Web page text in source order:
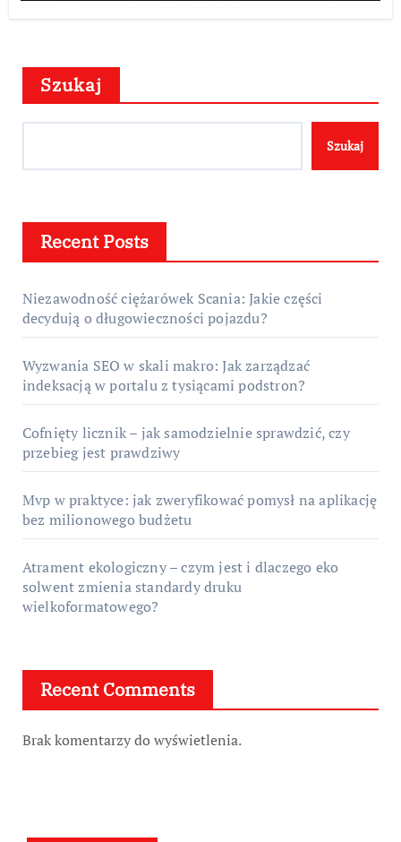
Szukaj
Szukaj
Recent Posts
Niezawodność ciężarówek Scania: Jakie części
decydują o długowieczności pojazdu?
Wyzwania SEO w skali makro: Jak zarządzać
indeksacją w portalu z tysiącami podstron?
Cofnięty licznik – jak samodzielnie sprawdzić, czy
przebieg jest prawdziwy
Mvp w praktyce: jak zweryfikować pomysł na aplikację
bez milionowego budżetu
Atrament ekologiczny – czym jest i dlaczego eko
solwent zmienia standardy druku
wielkoformatowego?
Recent Comments
Brak komentarzy do wyświetlenia.